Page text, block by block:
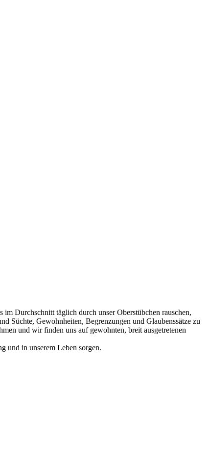
Durchschnitt täglich durch unser Oberstübchen rauschen,
Süchte, Gewohnheiten, Begrenzungen und Glaubenssätze zu
und wir finden uns auf gewohnten, breit ausgetretenen
und in unserem Leben sorgen.